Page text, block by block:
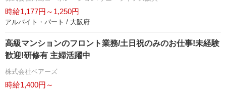
時給1,177円～1,250円
アルバイト・パート / 大阪府
⾼級マンションのフロント業務/土日祝のみのお仕事!未経験
歓迎!研修有 主婦活躍中
株式会社ベアーズ
時給1,400円～